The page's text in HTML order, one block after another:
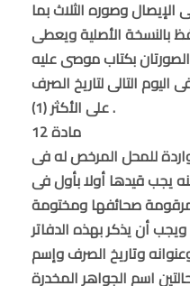
وصوره الثلاث بما
بالنسخة الأصلية ويعطى
بكتاب موصى عليه
التالى لتاريخ الصرف
على الأكثر (1) .
مادة 12
للمحل المرخص له فى
يجب قيدها أولا بأول فى
صحائفها ومختومة
أن يذكر بهذه الدفاتر
وتاريخ الصرف وإسم
اسم الجواهر المخدرة